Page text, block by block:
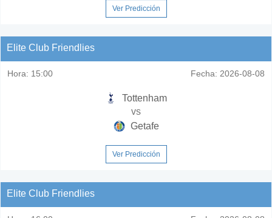
Ver Predicción
Elite Club Friendlies
Hora: 15:00 Fecha: 2026-08-08
Tottenham
vs
Getafe
Ver Predicción
Elite Club Friendlies